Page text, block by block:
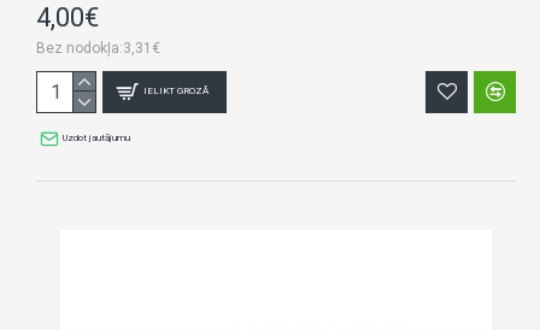
4,00€
Bez nodokļa:3,31€
IELIKT GROZĀ
Uzdot jautājumu